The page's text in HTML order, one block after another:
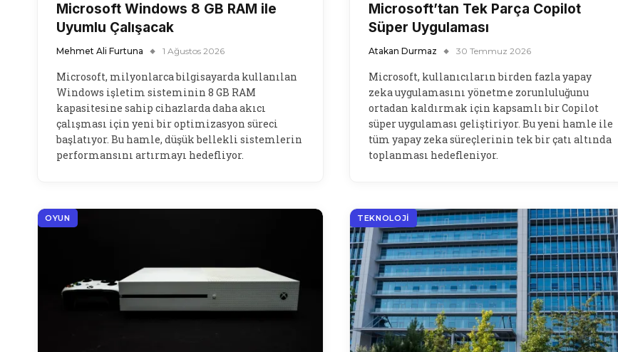
Microsoft Windows 8 GB RAM ile
Uyumlu Çalışacak
Mehmet Ali Furtuna 1 Ağustos 2026
Microsoft, milyonlarca bilgisayarda kullanılan
Windows işletim sisteminin 8 GB RAM
kapasitesine sahip cihazlarda daha akıcı
çalışması için yeni bir optimizasyon süreci
başlatıyor. Bu hamle, düşük bellekli sistemlerin
performansını artırmayı hedefliyor.
Microsoft’tan Tek Parça Copilot
Süper Uygulaması
Atakan Durmaz 30 Temmuz 2026
Microsoft, kullanıcıların birden fazla yapay
zeka uygulamasını yönetme zorunluluğunu
ortadan kaldırmak için kapsamlı bir Copilot
süper uygulaması geliştiriyor. Bu yeni hamle ile
tüm yapay zeka süreçlerinin tek bir çatı altında
toplanması hedefleniyor.
OYUN TEKNOLOJI